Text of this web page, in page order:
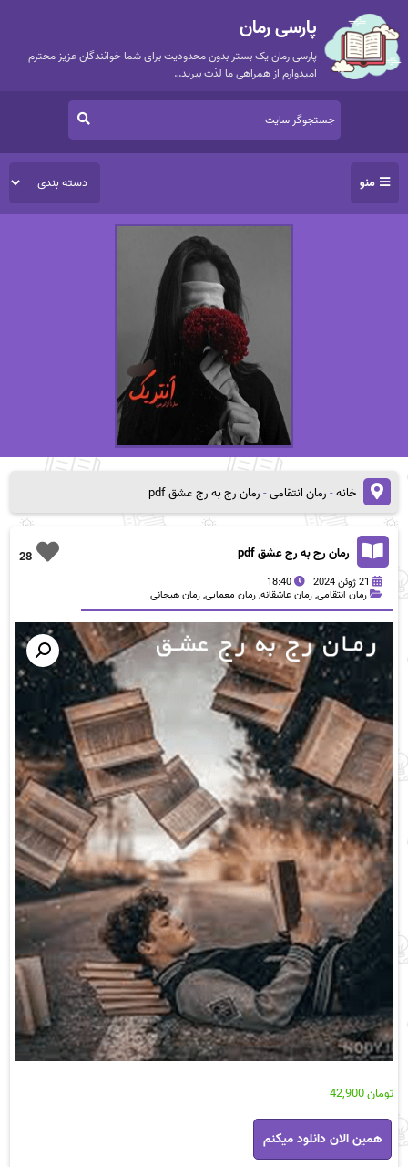
پارسی رمان
پارسی رمان یک بستر بدون محدودیت برای شما خوانندگان عزیز محترم
امیدوارم از همراهی ما لذت ببرید…
منو
خانه-رمان انتقامی-رمان رج به رج عشق pdf
28 رمان رج به رج عشق pdf
21 ژوئن 2024 18:40
رمان انتقامی,رمان عاشقانه,رمان معمایی,رمان هیجانی
تومان42,900
رمان
به
همین الان دانلود میکنم